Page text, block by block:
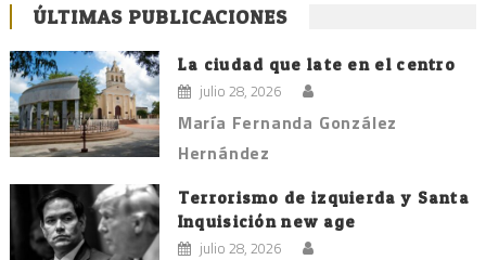
ÚLTIMAS PUBLICACIONES
La ciudad que late en el centro
julio 28, 2026
María Fernanda González
Hernández
Terrorismo de izquierda y Santa
Inquisición new age
julio 28, 2026